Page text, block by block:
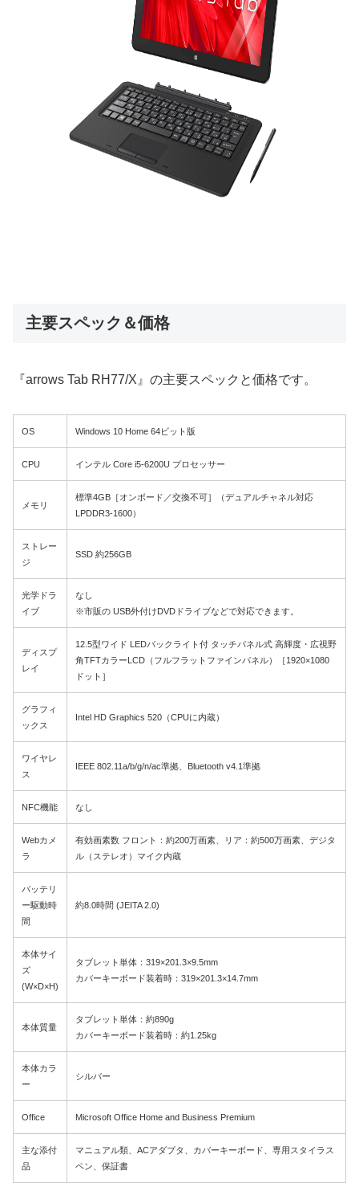
主要スペック＆価格
『arrows Tab RH77/X』の主要スペックと価格です。
OS Windows 10 Home 64ビット版
CPU インテル Core i5-6200U プロセッサー
メモリ
標準4GB［オンボード／交換不可］（デュアルチャネル対応
LPDDR3-1600）
ストレー
ジ
SSD 約256GB
光学ドラ
イブ
なし
※市販の USB外付けDVDドライブなどで対応できます。
ディスプ
レイ
12.5型ワイド LEDバックライト付 タッチパネル式 高輝度・広視野
角TFTカラーLCD（フルフラットファインパネル）［1920×1080
ドット］
グラフィ
ックス
Intel HD Graphics 520（CPUに内蔵）
ワイヤレ
ス
IEEE 802.11a/b/g/n/ac準拠、Bluetooth v4.1準拠
NFC機能 なし
Webカメ
ラ
有効画素数 フロント：約200万画素、リア：約500万画素、デジタ
ル（ステレオ）マイク内蔵
バッテリ
ー駆動時
間
約8.0時間 (JEITA 2.0)
本体サイ
ズ
(W×D×H)
タブレット単体：319×201.3×9.5mm
カバーキーボード装着時：319×201.3×14.7mm
本体質量
タブレット単体：約890g
カバーキーボード装着時：約1.25kg
本体カラ
ー
シルバー
Office Microsoft Office Home and Business Premium
主な添付
品
マニュアル類、ACアダプタ、カバーキーボード、専用スタイラス
ペン、保証書